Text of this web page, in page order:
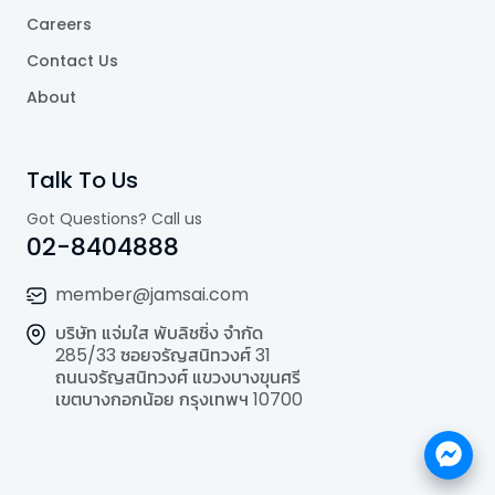
Careers
Contact Us
About
Talk To Us
Got Questions? Call us
02-8404888
member@jamsai.com
บริษัท แจ่มใส พับลิชชิ่ง จำกัด
285/33 ซอยจรัญสนิทวงศ์ 31
ถนนจรัญสนิทวงศ์ แขวงบางขุนศรี
เขตบางกอกน้อย กรุงเทพฯ 10700